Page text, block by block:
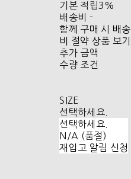
기본 적립3%
배송비 -
함께 구매 시 배송
비 절약 상품 보기
추가 금액
수량 조건
SIZE
선택하세요.
선택하세요.
N/A (품절)
재입고 알림 신청